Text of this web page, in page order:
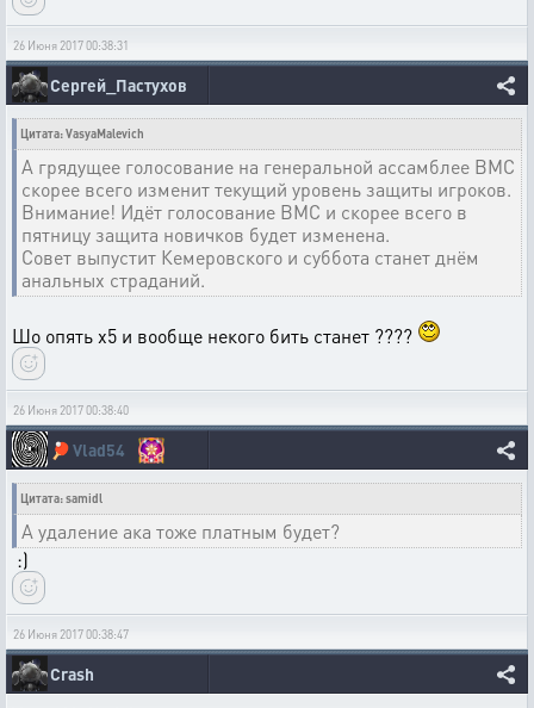
26 Июня 2017 00:38:31
Сергей_Пастухов
Цитата: VasyaMalevich
А грядущее голосование на генеральной ассамблее ВМС
скорее всего изменит текущий уровень защиты игроков.
Внимание! Идёт голосование ВМС и скорее всего в
пятницу защита новичков будет изменена.
Совет выпустит Кемеровского и суббота станет днём
анальных страданий.
Шо опять х5 и вообще некого бить станет ????
26 Июня 2017 00:38:40
🏓Vlad54
Цитата: samidl
А удаление ака тоже платным будет?
:)
26 Июня 2017 00:38:47
Crash